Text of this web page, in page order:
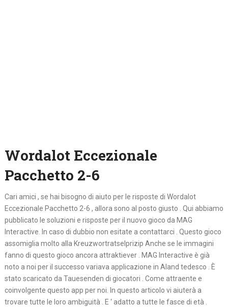
Wordalot Eccezionale
Pacchetto 2-6
Cari amici , se hai bisogno di aiuto per le risposte di Wordalot
Eccezionale Pacchetto 2-6 , allora sono al posto giusto . Qui abbiamo
pubblicato le soluzioni e risposte per il nuovo gioco da MAG
Interactive. In caso di dubbio non esitate a contattarci . Questo gioco
assomiglia molto alla Kreuzwortratselprizip Anche se le immagini
fanno di questo gioco ancora attraktiever . MAG Interactive è già
noto a noi per il successo variava applicazione in Aland tedesco . È
stato scaricato da Tauesenden di giocatori . Come attraente e
coinvolgente questo app per noi. In questo articolo vi aiuterà a
trovare tutte le loro ambiguità . E ‘ adatto a tutte le fasce di età .